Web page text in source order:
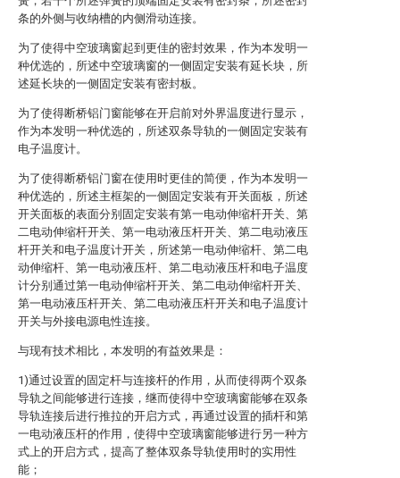
条的外侧与收纳槽的内侧滑动连接。
为了使得中空玻璃窗起到更佳的密封效果，作为本发明一
种优选的，所述中空玻璃窗的一侧固定安装有延长块，所
述延长块的一侧固定安装有密封板。
为了使得断桥铝门窗能够在开启前对外界温度进行显示，
作为本发明一种优选的，所述双条导轨的一侧固定安装有
电子温度计。
为了使得断桥铝门窗在使用时更佳的简便，作为本发明一
种优选的，所述主框架的一侧固定安装有开关面板，所述
开关面板的表面分别固定安装有第一电动伸缩杆开关、第
二电动伸缩杆开关、第一电动液压杆开关、第二电动液压
杆开关和电子温度计开关，所述第一电动伸缩杆、第二电
动伸缩杆、第一电动液压杆、第二电动液压杆和电子温度
计分别通过第一电动伸缩杆开关、第二电动伸缩杆开关、
第一电动液压杆开关、第二电动液压杆开关和电子温度计
开关与外接电源电性连接。
与现有技术相比，本发明的有益效果是：
1)通过设置的固定杆与连接杆的作用，从而使得两个双条
导轨之间能够进行连接，继而使得中空玻璃窗能够在双条
导轨连接后进行推拉的开启方式，再通过设置的插杆和第
一电动液压杆的作用，使得中空玻璃窗能够进行另一种方
式上的开启方式，提高了整体双条导轨使用时的实用性
能；